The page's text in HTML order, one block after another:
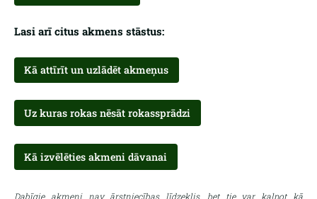
Lasi arī citus akmens stāstus:
Kā attīrīt un uzlādēt akmeņus
Uz kuras rokas nēsāt rokassprādzi
Kā izvēlēties akmeni dāvanai
Dabīgie akmeņi nav ārstniecības līdzeklis, bet tie var kalpot kā